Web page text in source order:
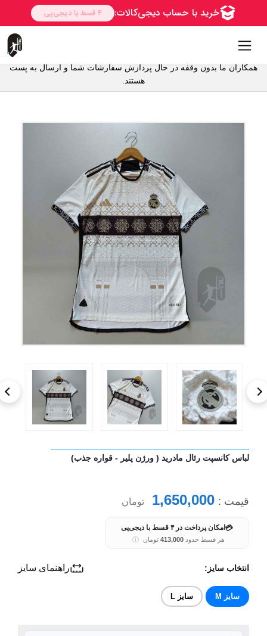
همکاران ما بدون وقفه در حال پردازش سفارشات شما و ارسال به پست
هستند.
لباس کانسپت رئال مادرید ( ورژن پلیر - قواره جذب)
قیمت : 1,650,000 تومان
💳 امکان پرداخت در ۴ قسط با دیجی‌پی
هر قسط حدود413,000 تومان ⓘ
انتخاب سایز: راهنمای سایز
سایز M سایز L